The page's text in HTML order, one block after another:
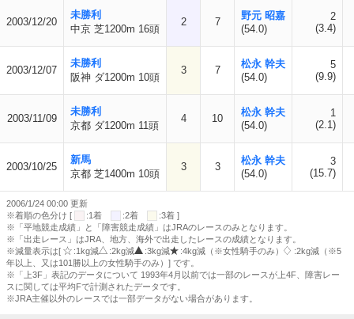
2003/12/20
未勝利
中京 芝1200m 16頭
2 7
野元 昭嘉
(54.0)
2
(3.4)
2003/12/07
未勝利
阪神 ダ1200m 10頭
3 7
松永 幹夫
(54.0)
5
(9.9)
2003/11/09
未勝利
京都 ダ1200m 11頭
4 10
松永 幹夫
(54.0)
1
(2.1)
2003/10/25
新馬
京都 芝1400m 10頭
3 3
松永 幹夫
(54.0)
3
(15.7)
2006/1/24 00:00 更新
※着順の色分け [
:1着 :2着
:3着 ]
※「平地競走成績」と「障害競走成績」はJRAのレースのみとなります。
※「出走レース」はJRA、地方、海外で出走したレースの成績となります。
※減量表示は[
:1kg減 :2kg減 :3kg減 :4kg減（※女性騎手のみ）
:2kg減（※5
年以上、又は101勝以上の女性騎手のみ）] です。
※「上3F」表記のデータについて 1993年4月以前では一部のレースが上4F、障害レー
スに関しては平均Fで計測されたデータです。
※JRA主催以外のレースでは一部データがない場合があります。